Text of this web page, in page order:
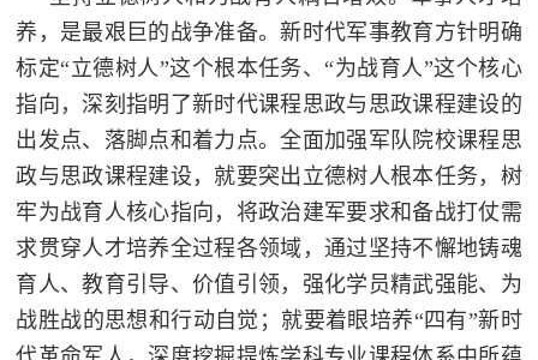
养，是最艰巨的战争准备。新时代军事教育方针明确
标定“立德树人”这个根本任务、“为战育人”这个核心
指向，深刻指明了新时代课程思政与思政课程建设的
出发点、落脚点和着力点。全面加强军队院校课程思
政与思政课程建设，就要突出立德树人根本任务，树
牢为战育人核心指向，将政治建军要求和备战打仗需
求贯穿人才培养全过程各领域，通过坚持不懈地铸魂
育人、教育引导、价值引领，强化学员精武强能、为
战胜战的思想和行动自觉；就要着眼培养“四有”新时